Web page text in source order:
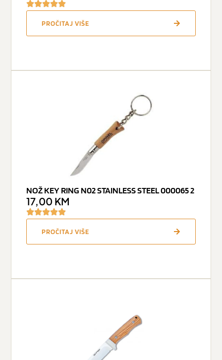
PROČITAJ VIŠE
NOŽ KEY RING N02 STAINLESS STEEL 000065 2
17,00 KM
PROČITAJ VIŠE